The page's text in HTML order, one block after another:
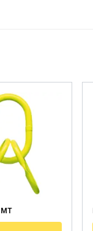
myös
voivat yhdistää ne
Luokittelemattomat